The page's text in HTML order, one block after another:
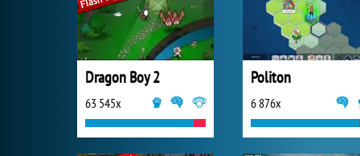
Dragon Boy 2
63 545x
Politon
6 876x